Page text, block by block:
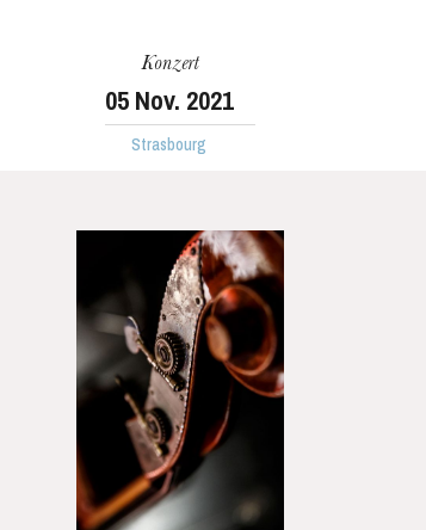
19
Konzert
05Nov. 2021
Strasbourg